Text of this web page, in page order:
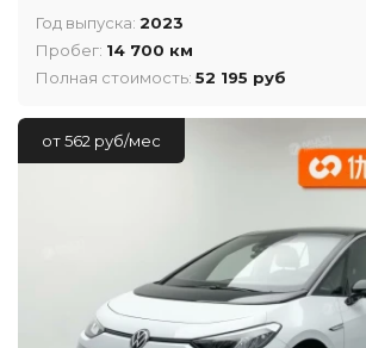
Год выпуска: 2023
Пробег: 14 700 км
Полная стоимость: 52 195 руб
от 562 руб/мес